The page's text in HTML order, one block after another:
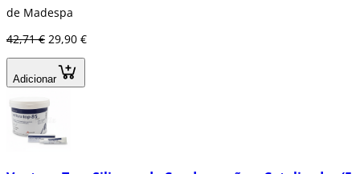
de Madespa
42,71 € 29,90 €
Adicionar